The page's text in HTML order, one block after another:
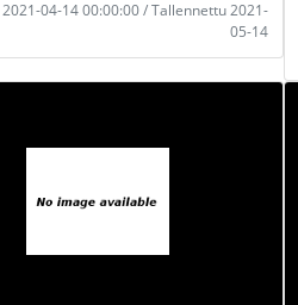
2021-04-14 00:00:00 / Tallennettu 2021-
05-14